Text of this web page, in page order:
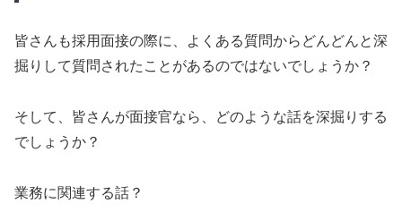
皆さんも採用面接の際に、よくある質問からどんどんと深
掘りして質問されたことがあるのではないでしょうか？
そして、皆さんが面接官なら、どのような話を深掘りする
でしょうか？
業務に関連する話？